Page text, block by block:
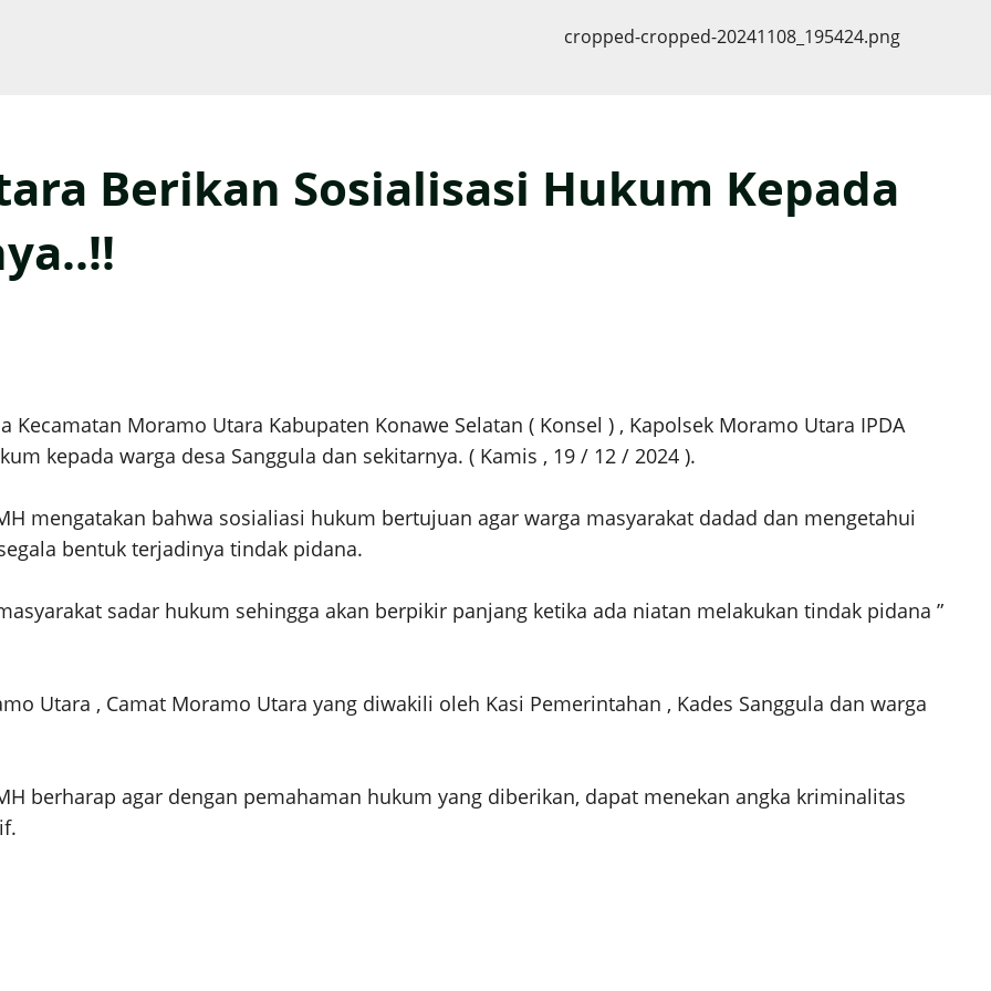
Berikan Sosialisasi Hukum Kepada
Kecamatan Moramo Utara Kabupaten Konawe Selatan ( Konsel ) , Kapolsek Moramo Utara IPDA
kepada warga desa Sanggula dan sekitarnya. ( Kamis , 19 / 12 / 2024 ).
mengatakan bahwa sosialiasi hukum bertujuan agar warga masyarakat dadad dan mengetahui
bentuk terjadinya tindak pidana.
sadar hukum sehingga akan berpikir panjang ketika ada niatan melakukan tindak pidana ”
Utara , Camat Moramo Utara yang diwakili oleh Kasi Pemerintahan , Kades Sanggula dan warga
berharap agar dengan pemahaman hukum yang diberikan, dapat menekan angka kriminalitas